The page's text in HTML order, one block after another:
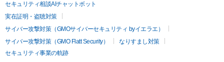
セキュリティ相談AIチャットボット
実在証明・盗聴対策
サイバー攻撃対策（GMOサイバーセキュリティ byイエラエ）
サイバー攻撃対策（GMO Flatt Security）
なりすまし対策
セキュリティ事業の軌跡